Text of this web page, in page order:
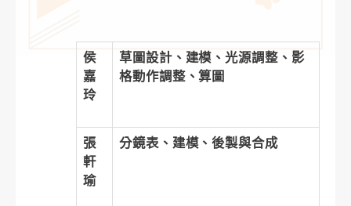
侯
嘉
玲
草圖設計、建模、光源調整、影
格動作調整、算圖
張
軒
瑜
分鏡表、建模、後製與合成